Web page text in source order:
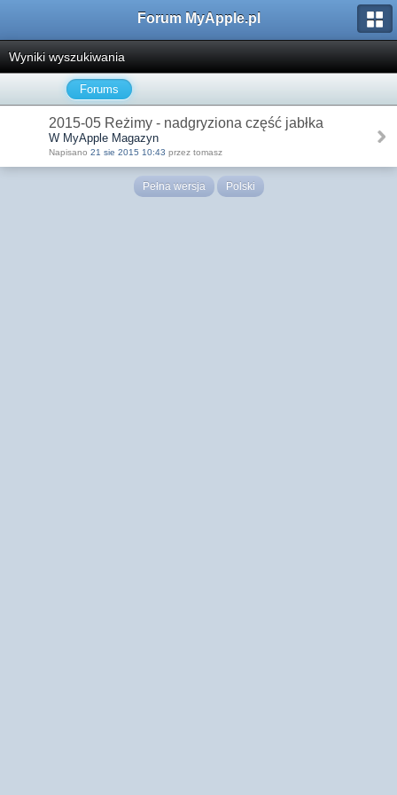
Forum MyApple.pl
Wyniki wyszukiwania
Forums
2015-05 Reżimy - nadgryziona część jabłka
W MyApple Magazyn
Napisano 21 sie 2015 10:43 przez tomasz
Pełna wersja Polski